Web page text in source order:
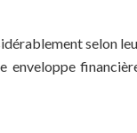
selon
enveloppe